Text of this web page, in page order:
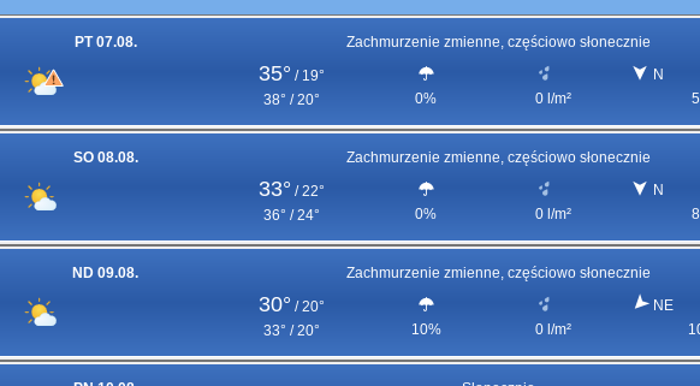
PT 07.08. Zachmurzenie zmienne, częściowo słonecznie
35° / 19°
38° / 20°
0% 0 l/m²
N
SO 08.08. Zachmurzenie zmienne, częściowo słonecznie
33° / 22°
36° / 24°
0% 0 l/m²
N
ND 09.08. Zachmurzenie zmienne, częściowo słonecznie
30° / 20°
33° / 20°
10% 0 l/m²
NE